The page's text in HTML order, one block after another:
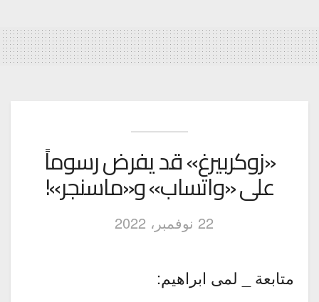
«زوكربيرغ» قد يفرض رسوماً
على «واتساب» و«ماسنجر»!
22 نوفمبر، 2022
متابعة _ لمى ابراهيم: